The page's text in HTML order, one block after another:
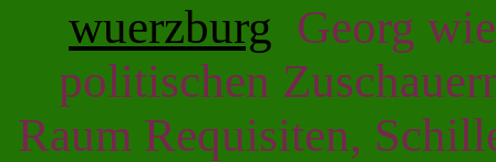
wuerzburg Georg
politischen
Raum Requisiten,